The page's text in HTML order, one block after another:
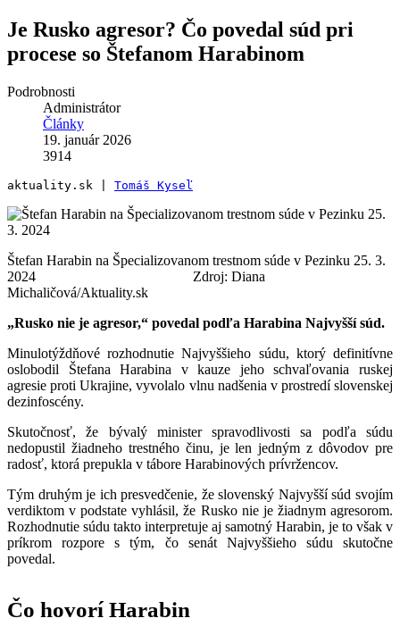
Je Rusko agresor? Čo povedal súd pri
procese so Štefanom Harabinom
Podrobnosti
Administrátor
Články
19. január 2026
3914
aktuality.sk | Tomáš Kyseľ
Štefan Harabin na Špecializovanom trestnom súde v Pezinku 25. 3.
2024 Zdroj: Diana
Michaličová/Aktuality.sk
„Rusko nie je agresor,“ povedal podľa Harabina Najvyšší súd.
Minulotýždňové rozhodnutie Najvyššieho súdu, ktorý definitívne
oslobodil Štefana Harabina v kauze jeho schvaľovania ruskej
agresie proti Ukrajine, vyvolalo vlnu nadšenia v prostredí slovenskej
dezinfoscény.
Skutočnosť, že bývalý minister spravodlivosti sa podľa súdu
nedopustil žiadneho trestného činu, je len jedným z dôvodov pre
radosť, ktorá prepukla v tábore Harabinových prívržencov.
Tým druhým je ich presvedčenie, že slovenský Najvyšší súd svojím
verdiktom v podstate vyhlásil, že Rusko nie je žiadnym agresorom.
Rozhodnutie súdu takto interpretuje aj samotný Harabin, je to však v
príkrom rozpore s tým, čo senát Najvyššieho súdu skutočne
povedal.
Čo hovorí Harabin